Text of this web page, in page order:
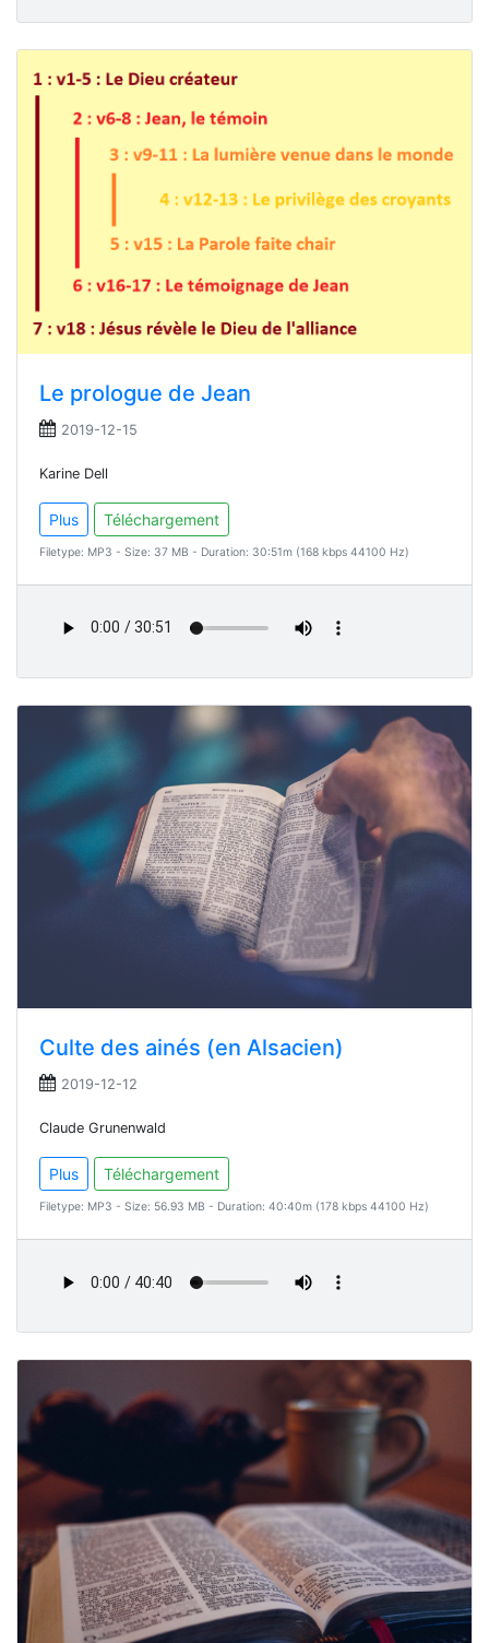
Le prologue de Jean
2019-12-15
Karine Dell
Plus Téléchargement
Filetype: MP3 - Size: 37 MB - Duration: 30:51m (168 kbps 44100 Hz)
Culte des ainés (en Alsacien)
2019-12-12
Claude Grunenwald
Plus Téléchargement
Filetype: MP3 - Size: 56.93 MB - Duration: 40:40m (178 kbps 44100 Hz)